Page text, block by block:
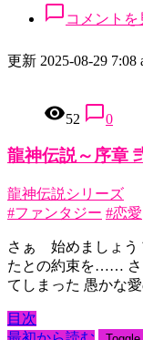
chat_bubble_outline コメントを
更新 2025-08-29 7:08
remove_red_eye52 chat_bubble_outline0
龍神伝説～序章
龍神伝説シリーズ
#ファンタジー #恋愛
さぁ 始めましょう
たとの約束を…… さ
てしまった 愚か
目次